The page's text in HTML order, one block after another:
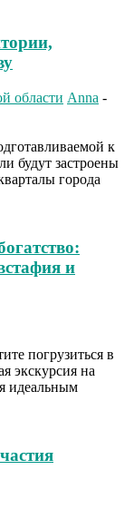
области Anna -
к
будут застроены
города
и
погрузиться в
экскурсия на
идеальным